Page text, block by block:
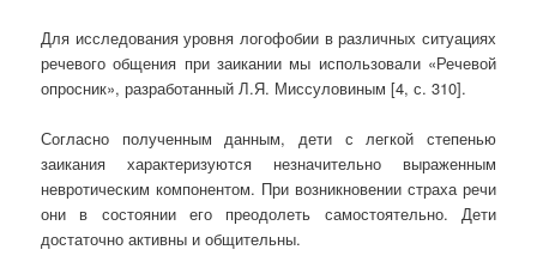
Для исследования уровня логофобии в различных ситуациях
речевого общения при заикании мы использовали «Речевой
опросник», разработанный Л.Я. Миссуловиным [4, с. 310].
Согласно полученным данным, дети с легкой степенью
заикания характеризуются незначительно выраженным
невротическим компонентом. При возникновении страха речи
они в состоянии его преодолеть самостоятельно. Дети
достаточно активны и общительны.